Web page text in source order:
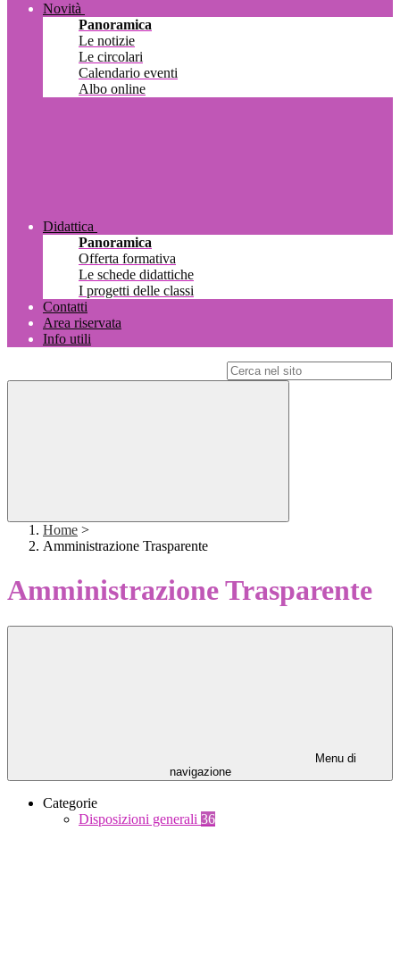
Novità
Panoramica
Le notizie
Le circolari
Calendario eventi
Albo online
Didattica
Panoramica
Offerta formativa
Le schede didattiche
I progetti delle classi
Contatti
Area riservata
Info utili
Home >
Amministrazione Trasparente
Amministrazione Trasparente
Menu di
navigazione
Categorie
Disposizioni generali 36